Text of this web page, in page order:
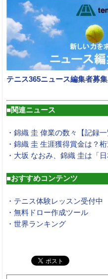
テニス365ニュース編集者募集
■関連ニュース
・錦織 圭 偉業の数々【記録一
・錦織 圭 生涯獲得賞金は？
・大坂 なおみ、錦織 圭は「日
■おすすめコンテンツ
・テニス体験レッスン受付中
・無料ドロー作成ツール
・世界ランキング